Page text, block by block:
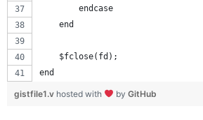
        endcase
    end
    $fclose(fd);
end
gistfile1.v hosted with by GitHub